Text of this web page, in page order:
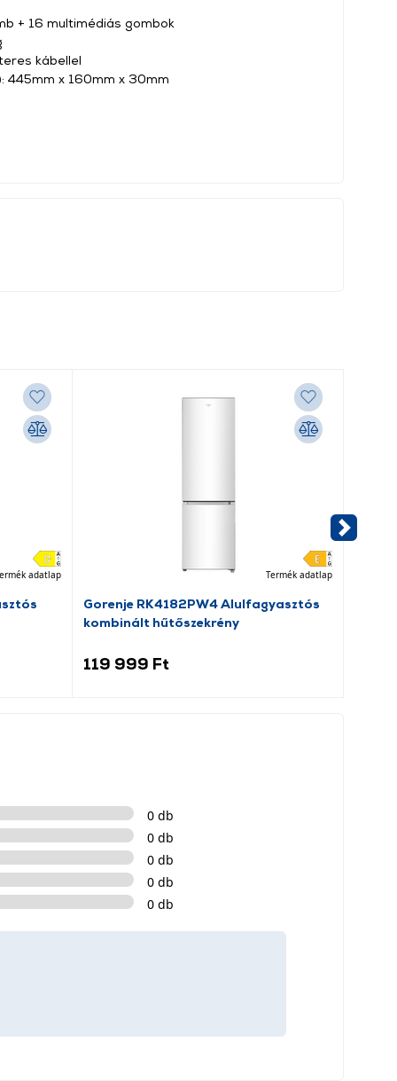
+ 16 multimédiás gombok
kábellel
445mm x 160mm x 30mm
adatlap Termék adatlap
Gorenje RK4182PW4 Alulfagyasztós
kombinált hűtőszekrény
119 999 Ft
0 db
0 db
0 db
0 db
0 db